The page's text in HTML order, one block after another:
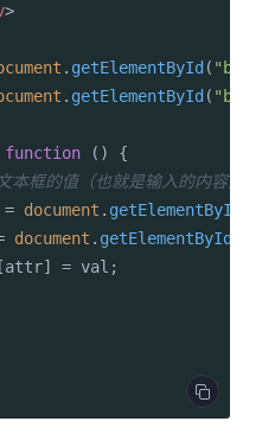
>
. getElementById ( "btn"
. getElementById ( "box"
function ( ) {
框的值（也就是输入的内容）
document . getElementById
document . getElementById
[attr] = val;